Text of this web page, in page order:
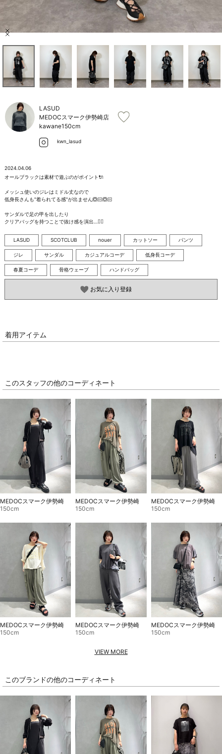
ご利用ガイド/ヘルプ
Item
LASUD
MEDOCスマーク伊勢崎店
kawane150cm
kwn_lasud
2024.04.06
オールブラックは素材で遊ぶのがポイント🔌
メッシュ使いのジレはミドル丈なので
低身長さんも"着られてる感"が出ません🙆🏻🙆🏻
サンダルで足の甲を出したり
クリアバッグを持つことで抜け感を演出…✍🏻
LASUD SCOTCLUB nouer カットソー パンツ
ジレ サンダル カジュアルコーデ 低身長コーデ
春夏コーデ 骨格ウェーブ ハンドバッグ
お気に入り登録
着用アイテム
このスタッフの他のコーディネート
MEDOCスマーク伊勢崎
150cm
MEDOCスマーク伊勢崎
150cm
MEDOCスマーク伊勢崎
150cm
MEDOCスマーク伊勢崎
150cm
MEDOCスマーク伊勢崎
150cm
MEDOCスマーク伊勢崎
150cm
VIEW MORE
このブランドの他のコーディネート